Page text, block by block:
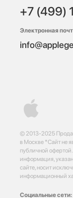
© 2013-2025
в Москве *Сайт не
публичной офертой.
информация,
сайте, носит
информационный
Социальные сети:
+7 (499)
Электронная